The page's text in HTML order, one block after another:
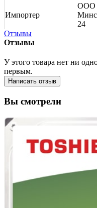
Импортер
ООО
24
Отзывы
Отзывы
У этого товара нет ни
первым.
Написать отзыв
Вы смотрели